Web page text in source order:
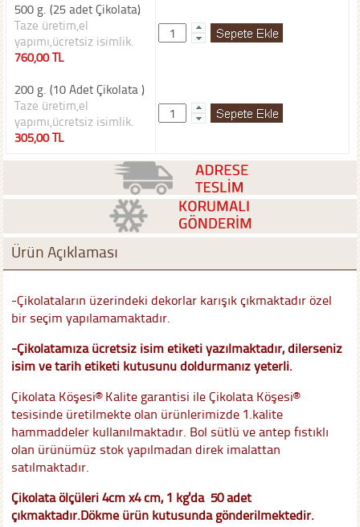
500 g. (25 adet Çikolata)
Taze üretim,el
yapımı,ücretsiz isimlik.
760,00 TL
200 g. (10 Adet Çikolata )
Taze üretim,el
yapımı,ücretsiz isimlik.
305,00 TL
Ürün Açıklaması
-Çikolataların üzerindeki dekorlar karışık çıkmaktadır özel
bir seçim yapılamamaktadır.
-Çikolatamıza ücretsiz isim etiketi yazılmaktadır, dilerseniz
isim ve tarih etiketi kutusunu doldurmanız yeterli.
Çikolata Köşesi® Kalite garantisi ile Çikolata Köşesi®
tesisinde üretilmekte olan ürünlerimizde 1.kalite
hammaddeler kullanılmaktadır. Bol sütlü ve antep fıstıklı
olan ürünümüz stok yapılmadan direk imalattan
satılmaktadır.
Çikolata ölçüleri 4cm x4 cm, 1 kg'da 50 adet
çıkmaktadır.Dökme ürün kutusunda gönderilmektedir.